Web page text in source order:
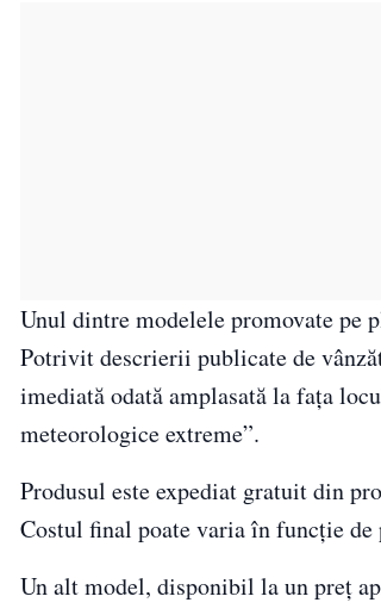
Unul dintre modelele promovate pe
Potrivit descrierii publicate de
imediată odată amplasată la fața
meteorologice extreme”.
Produsul este expediat gratuit din
Costul final poate varia în funcție
Un alt model, disponibil la un preț